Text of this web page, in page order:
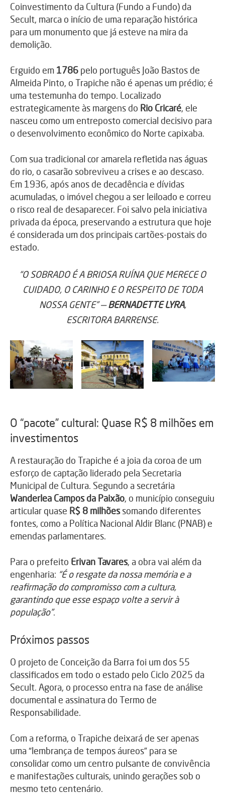
Coinvestimento da Cultura (Fundo a Fundo) da
Secult, marca o início de uma reparação histórica
para um monumento que já esteve na mira da
demolição.
Erguido em 1786 pelo português João Bastos de
Almeida Pinto, o Trapiche não é apenas um prédio; é
uma testemunha do tempo. Localizado
estrategicamente às margens do Rio Cricaré, ele
nasceu como um entreposto comercial decisivo para
o desenvolvimento econômico do Norte capixaba.
Com sua tradicional cor amarela refletida nas águas
do rio, o casarão sobreviveu a crises e ao descaso.
Em 1936, após anos de decadência e dívidas
acumuladas, o imóvel chegou a ser leiloado e correu
o risco real de desaparecer. Foi salvo pela iniciativa
privada da época, preservando a estrutura que hoje
é considerada um dos principais cartões-postais do
estado.
“O SOBRADO É A BRIOSA RUÍNA QUE MERECE O
CUIDADO, O CARINHO E O RESPEITO DE TODA
NOSSA GENTE”—BERNADETTE LYRA,
ESCRITORA BARRENSE.
O “pacote” cultural: Quase R$ 8 milhões em
investimentos
A restauração do Trapiche é a joia da coroa de um
esforço de captação liderado pela Secretaria
Municipal de Cultura. Segundo a secretária
Wanderlea Campos da Paixão, o município conseguiu
articular quase R$ 8 milhõessomando diferentes
fontes, como a Política Nacional Aldir Blanc (PNAB) e
emendas parlamentares.
Para o prefeito Erivan Tavares, a obra vai além da
engenharia: “É o resgate da nossa memória e a
reafirmação do compromisso com a cultura,
garantindo que esse espaço volte a servir à
população”.
Próximos passos
O projeto de Conceição da Barra foi um dos 55
classificados em todo o estado pelo Ciclo 2025 da
Secult. Agora, o processo entra na fase de análise
documental e assinatura do Termo de
Responsabilidade.
Com a reforma, o Trapiche deixará de ser apenas
uma “lembrança de tempos áureos” para se
consolidar como um centro pulsante de convivência
e manifestações culturais, unindo gerações sob o
mesmo teto centenário.